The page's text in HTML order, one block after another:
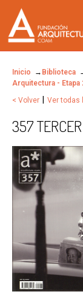
Inicio Biblioteca
Arquitectura - Etapa
< Volver | Ver todas
357